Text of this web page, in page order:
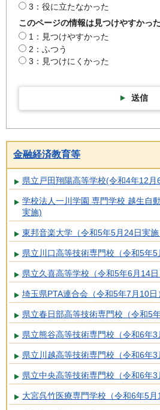
3：役に立たなかった
このページの情報は見つけやすかっ
1：見つけやすかった
2：ふつう
3：見つけにくかった
送信
金融経済教育等
県立戸田翔陽高等学校(令和4年12月
学校法人一川学園 専門学校 越生自
実施)
東邦音楽大学（令和5年5月24日実施
県立川口高等技術専門校（令和5年5
県立久喜高等学校（令和5年6月14日
埼玉県PTA連合会（令和5年7月10日
県立春日部高等技術専門校（令和5
県立熊谷高等技術専門校（令和6年3
県立川越高等技術専門校（令和6年3
県立中央高等技術専門校（令和6年3
大宮呉竹医療専門学校（令和6年5月